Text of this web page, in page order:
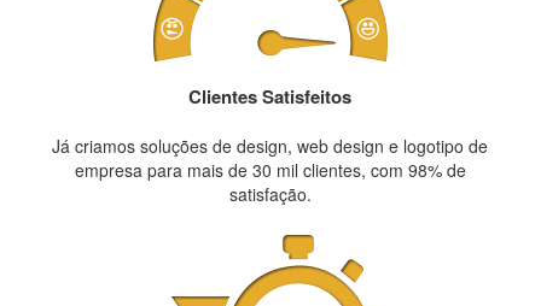
Clientes Satisfeitos
Já criamos soluções de design, web design e logotipo de
empresa para mais de 30 mil clientes, com 98% de
satisfação.